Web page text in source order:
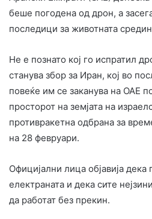
беше погодена од дрон, а
последици за животната
Не е познато кој го испратил
станува збор за Иран, кој во
повеќе им се заканува на ОАЕ
просторот на земјата на
противракетна одбрана за
на 28 февруари.
Официјални лица објавија
електраната и дека сите
да работат без прекин.